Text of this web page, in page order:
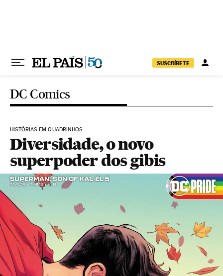
SUSCRÍBETE
DC Comics
HISTÓRIAS EM QUADRINHOS
Diversidade, o novo
superpoder dos gibis